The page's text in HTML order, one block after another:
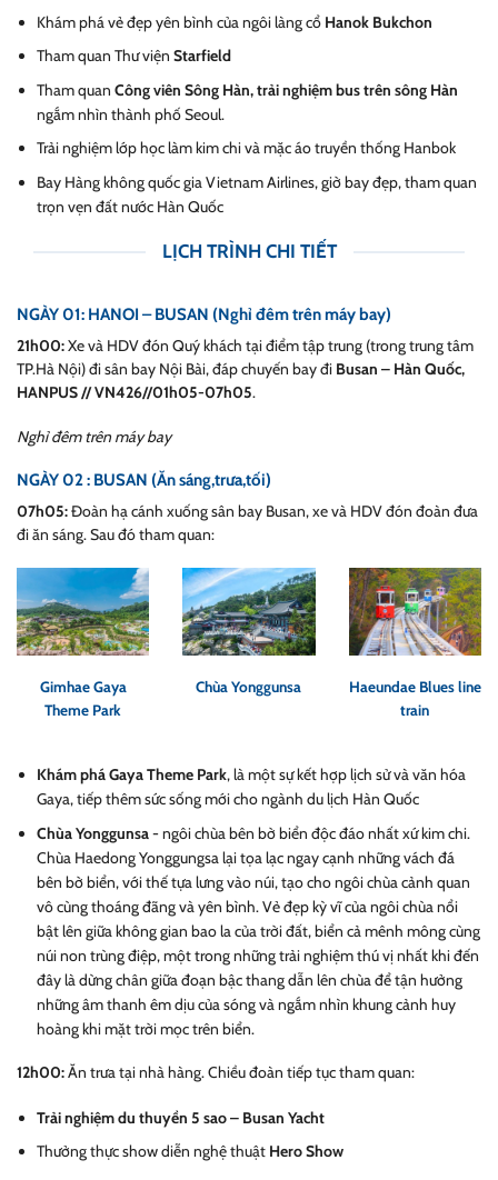
Khám phá vẻ đẹp yên bình của ngôi làng cổ Hanok Bukchon
Tham quan Thư việnStarfield
Tham quanCông viên Sông Hàn, trải nghiệm bus trên sông Hàn
ngắm nhìn thành phố Seoul.
Trải nghiệm lớp học làm kim chi và mặc áo truyền thống Hanbok
Bay Hàng không quốc gia Vietnam Airlines, giờ bay đẹp, tham quan
trọn vẹn đất nước Hàn Quốc
LỊCH TRÌNH CHI TIẾT
NGÀY 01: HANOI – BUSAN (Nghỉ đêm trên máy bay)
21h00:Xe và HDV đón Quý khách tại điểm tập trung (trong trung tâm
TP.Hà Nội) đi sân bay Nội Bài, đáp chuyến bay đi Busan – Hàn Quốc,
HANPUS // VN426//01h05-07h05.
Nghỉ đêm trên máy bay
NGÀY 02 : BUSAN (Ăn sáng,trưa,tối)
07h05:Đoàn hạ cánh xuống sân bay Busan, xe và HDV đón đoàn đưa
đi ăn sáng. Sau đó tham quan:
Gimhae Gaya
Theme Park
Chùa Yonggunsa
Haeundae Blues line
train
Khám phá Gaya Theme Park, là một sự kết hợp lịch sử và văn hóa
Gaya, tiếp thêm sức sống mới cho ngành du lịch Hàn Quốc
Chùa Yonggunsa- ngôi chùa bên bờ biển độc đáo nhất xứ kim chi.
Chùa Haedong Yonggungsa lại tọa lạc ngay cạnh những vách đá
bên bờ biển, với thế tựa lưng vào núi, tạo cho ngôi chùa cảnh quan
vô cùng thoáng đãng và yên bình. Vẻ đẹp kỳ vĩ của ngôi chùa nổi
bật lên giữa không gian bao la của trời đất, biển cả mênh mông cùng
núi non trùng điệp, một trong những trải nghiệm thú vị nhất khi đến
đây là dừng chân giữa đoạn bậc thang dẫn lên chùa để tận hưởng
những âm thanh êm dịu của sóng và ngắm nhìn khung cảnh huy
hoàng khi mặt trời mọc trên biển.
12h00:Ăn trưa tại nhà hàng. Chiều đoàn tiếp tục tham quan:
Trải nghiệm du thuyền 5 sao – Busan Yacht
Thưởng thực show diễn nghệ thuật Hero Show